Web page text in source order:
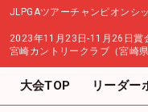
JLPGAツアーチャンピオンシ
2023年11月23日-11月26日賞
宮崎カントリークラブ（宮崎県
大会TOP リーダー